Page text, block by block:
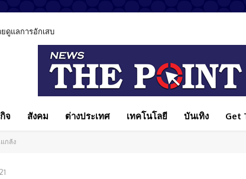
ดูแลการอักเสบ
จ สังคม ต่างประเทศ เทคโนโลยี บันเทิง Get
กล้ง